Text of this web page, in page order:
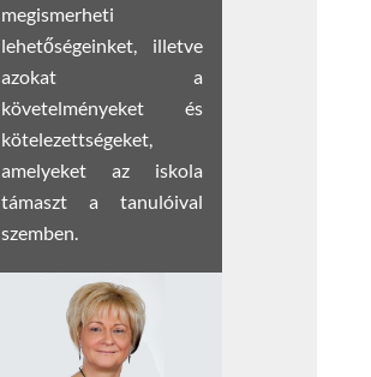
megismerheti
lehetőségeinket, illetve
azokat a
követelményeket és
kötelezettségeket,
amelyeket az iskola
támaszt a tanulóival
szemben.